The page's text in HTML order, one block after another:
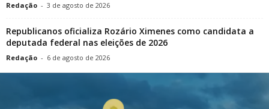
Redação - 3 de agosto de 2026
Republicanos oficializa Rozário Ximenes como candidata a
deputada federal nas eleições de 2026
Redação - 6 de agosto de 2026